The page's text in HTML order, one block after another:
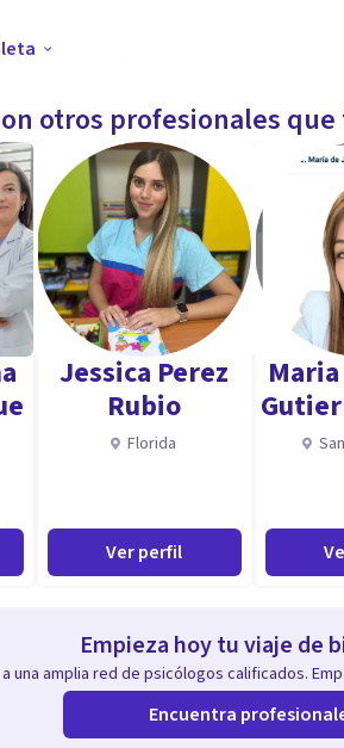
reprocesar traumas a través de la
Habilidades para desarrollar
las crisis.
otros profesionales
Jessica Perez
Rubio
Florida
Ver perfil
Empieza hoy tu viaje de
una amplia red de psicólogos calificados.
Encuentra